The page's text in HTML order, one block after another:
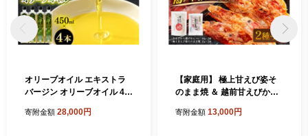
オリーブオイル エキストラ
バージン オリーブオイル 45
箱入り 料理長監修の絶妙ブ
寄附金額 28,000円
【家庭用】 極上甘えび姿そ
のまま焼 ＆ 越前甘えびから
6]
寄附金額 13,000円